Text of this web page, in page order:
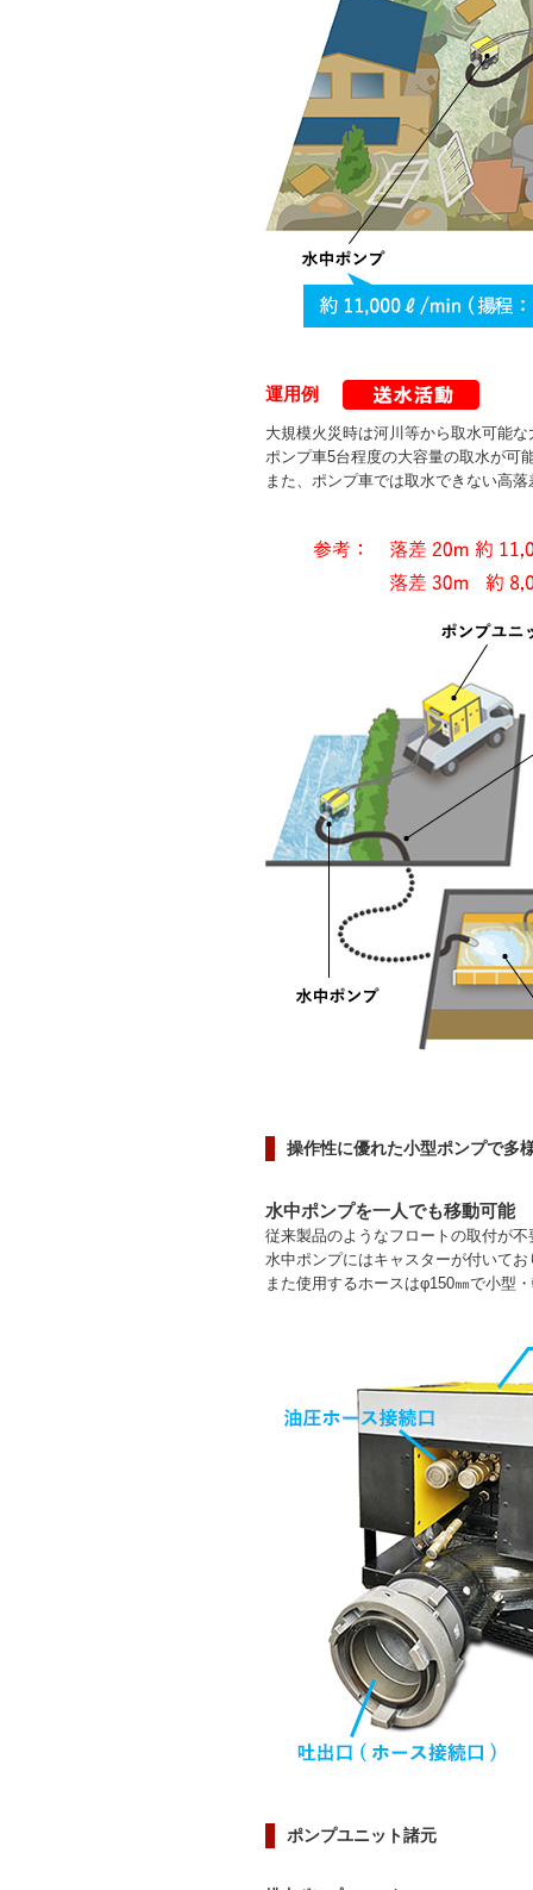
運用例
大規模火災時は河川等から取水可能
ポンプ車5台程度の大容量の取水が可
また、ポンプ車では取水できない高
操作性に優れた小型ポンプで多
水中ポンプを一人でも移動可能
従来製品のようなフロートの取付が
水中ポンプにはキャスターが付いて
また使用するホースはφ150㎜で小型
ポンプユニット諸元